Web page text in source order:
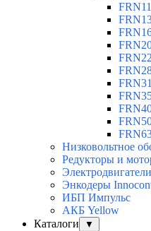
Низковольтное
Редукторы и
Энкодеры
ИБП Импульс
АКБ Yellow
Каталоги
▼